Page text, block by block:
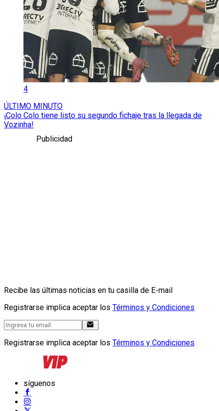
4
ÚLTIMO MINUTO
¡Colo Colo tiene listo su segundo fichaje tras la llegada de
Vozinha!
Publicidad
Recibe las últimas noticias en tu casilla de E-mail
Registrarse implica aceptar los Términos y Condiciones
Registrarse implica aceptar los Términos y Condiciones
síguenos